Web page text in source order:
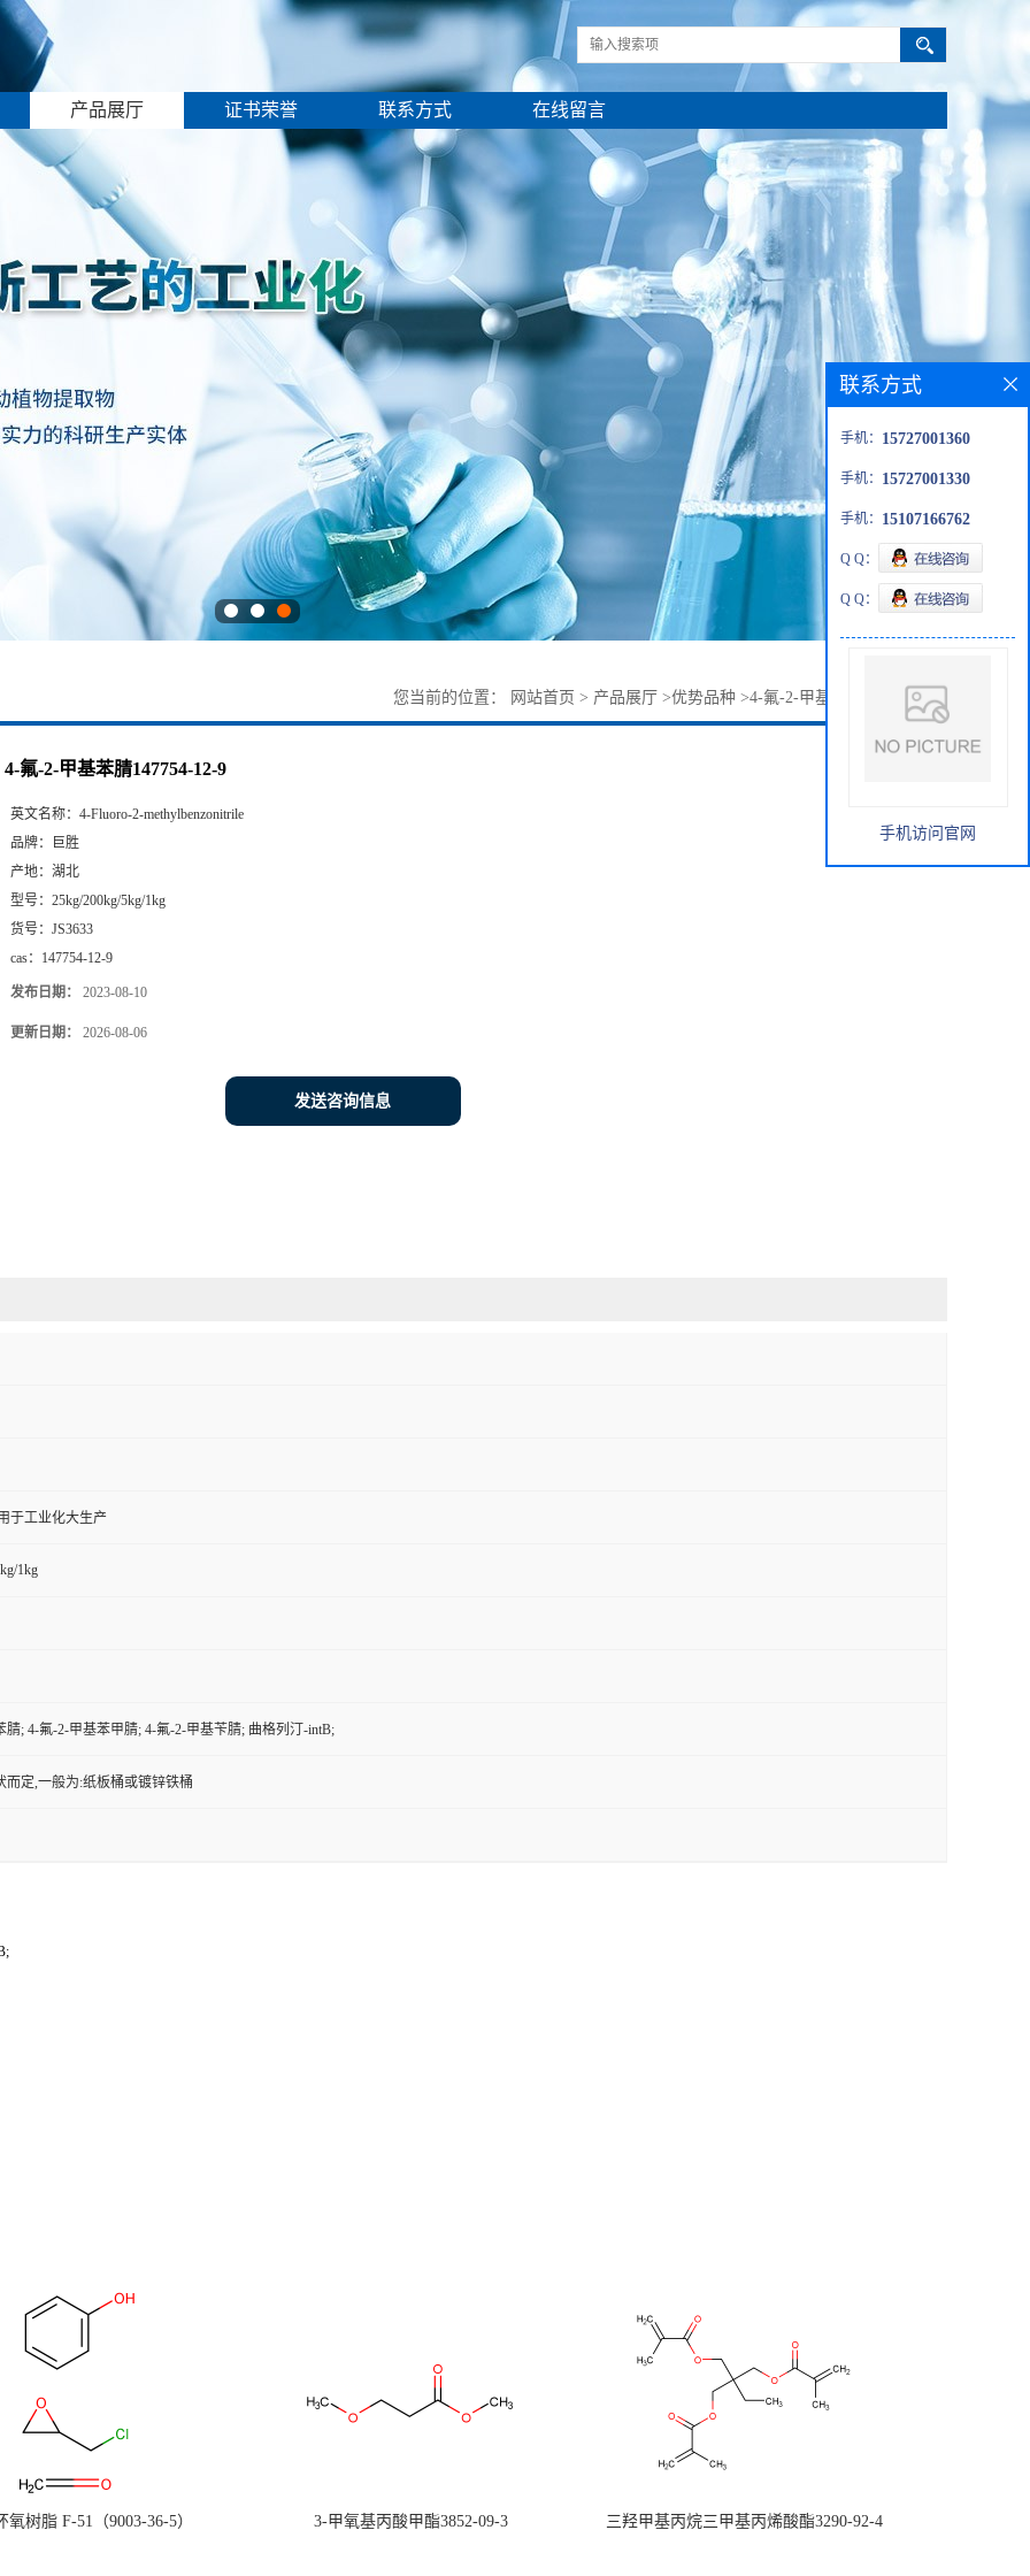
产品展厅 证书荣誉 联系方式 在线留言
您当前的位置： 网站首页 > 产品展厅 >优势品种 >4-氟-2-甲基苯腈147754-12-9
4-氟-2-甲基苯腈147754-12-9
英文名称： 4-Fluoro-2-methylbenzonitrile
品牌：
巨胜
产地： 湖北
型号： 25kg/200kg/5kg/1kg
货号： JS3633
cas： 147754-12-9
发布日期： 2023-08-10
更新日期： 2026-08-06
发送咨询信息
于工业化大生产
1kg
腈; 4-氟-2-甲基苯甲腈; 4-氟-2-甲基苄腈; 曲格列汀-intB;
而定,一般为:纸板桶或镀锌铁桶
氧树脂 F-51（9003-36-5） 3-甲氧基丙酸甲酯3852-09-3 三羟甲基丙烷三甲基丙烯酸酯3290-92-4
联系方式
手机： 15727001360
手机： 15727001330
手机： 15107166762
Q Q：
Q Q：
手机访问官网